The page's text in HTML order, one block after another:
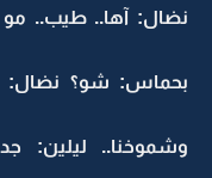
نضال: آها.. طيب.. مو
بحماس: شو؟ نضال:
وشموخنا.. ليلين: